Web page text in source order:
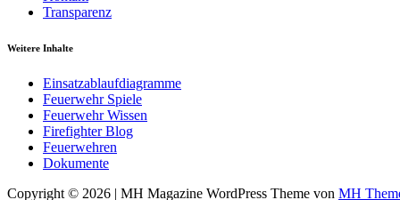
Transparenz
Weitere Inhalte
Einsatzablaufdiagramme
Feuerwehr Spiele
Feuerwehr Wissen
Firefighter Blog
Feuerwehren
Dokumente
Copyright © 2026 | MH Magazine WordPress Theme von MH